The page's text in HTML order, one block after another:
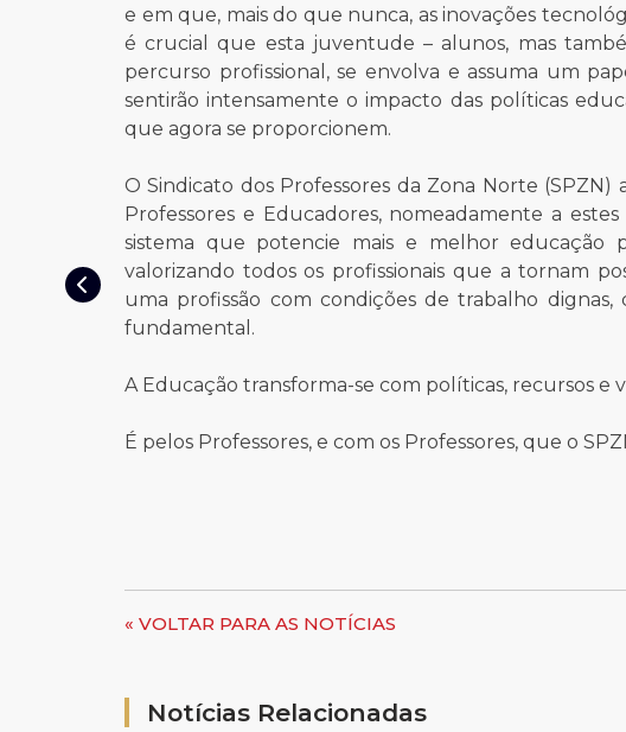
e em que, mais do que nunca, as inovações
é crucial que esta juventude – alunos, mas
percurso profissional, se envolva e assuma um
sentirão intensamente o impacto das políticas
que agora se proporcionem.
O Sindicato dos Professores da Zona Norte (SPZN)
Professores e Educadores, nomeadamente a
sistema que potencie mais e melhor educação
valorizando todos os profissionais que a tornam
uma profissão com condições de trabalho
fundamental.
A Educação transforma-se com políticas, recursos e
É pelos Professores, e com os Professores, que o
« VOLTAR PARA AS NOTÍCIAS
Notícias Relacionadas